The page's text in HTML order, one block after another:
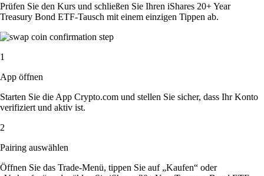
Prüfen Sie den Kurs und schließen Sie Ihren iShares 20+ Year
Treasury Bond ETF-Tausch mit einem einzigen Tippen ab.
1
App öffnen
Starten Sie die App Crypto.com und stellen Sie sicher, dass Ihr Konto
verifiziert und aktiv ist.
2
Pairing auswählen
Öffnen Sie das Trade-Menü, tippen Sie auf „Kaufen“ oder